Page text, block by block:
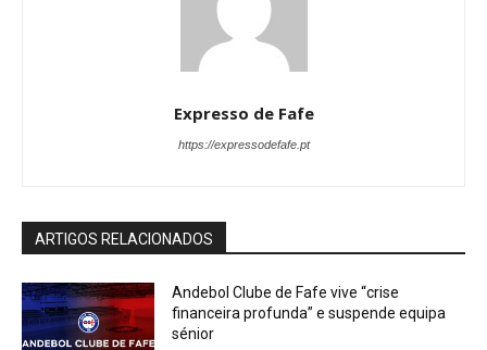
Expresso de Fafe
https://expressodefafe.pt
ARTIGOS RELACIONADOS
Andebol Clube de Fafe vive “crise
financeira profunda” e suspende equipa
sénior